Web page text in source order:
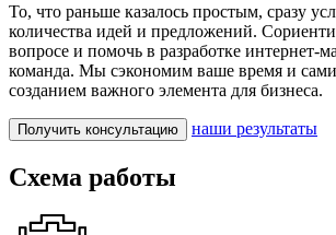
То, что раньше казалось простым, сразу
количества идей и предложений.
вопросе и помочь в разработке интернет-
команда. Мы сэкономим ваше время и
созданием важного элемента для бизнеса.
Получить консультацию наши результаты
Схема работы